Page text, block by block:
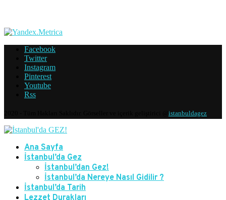
Facebook
Twitter
Instagram
Pinterest
Youtube
Rss
istanbuldagez
Ana Sayfa
İstanbul’da Gez
İstanbul’dan Gez!
İstanbul’da Nereye Nasıl Gidilir ?
İstanbul’da Tarih
Lezzet Durakları